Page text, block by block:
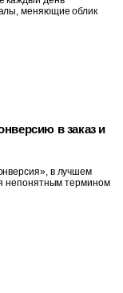
меняющие облик
в заказ и
в лучшем
непонятным термином